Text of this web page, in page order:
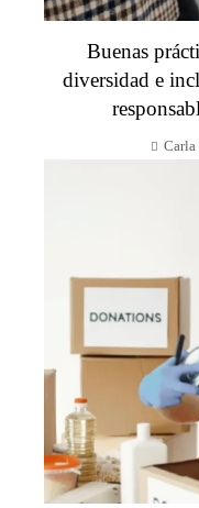
Buenas
diversidad e
Carla